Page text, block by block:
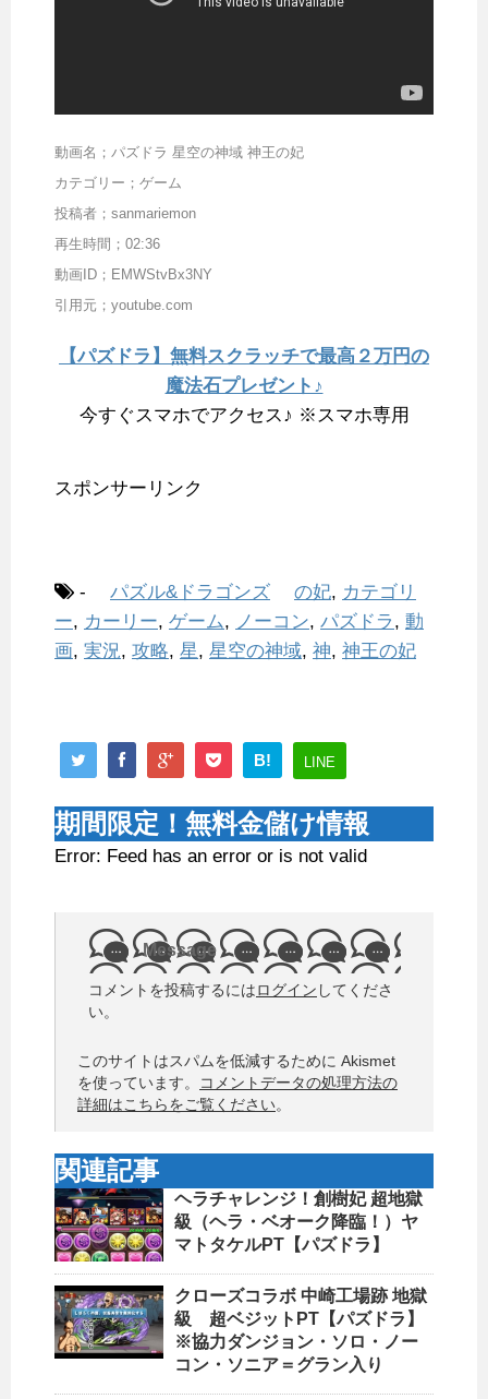
動画名；パズドラ 星空の神域 神王の妃
カテゴリー；ゲーム
投稿者；sanmariemon
再生時間；02:36
動画ID；EMWStvBx3NY
引用元；youtube.com
【パズドラ】無料スクラッチで最高２万円の
魔法石プレゼント♪
今すぐスマホでアクセス♪ ※スマホ専用
スポンサーリンク
- パズル&ドラゴンズ の妃, カテゴリ
ー, カーリー, ゲーム, ノーコン, パズドラ , 動
画, 実況, 攻略, 星, 星空の神域, 神, 神王の妃
B! LINE
期間限定！無料金儲け情報
Error: Feed has an error or is not valid
Message
コメントを投稿するにはログイン してくださ
い。
このサイトはスパムを低減するために Akismet
を使っています。
コメントデータの処理方法の
詳細はこちらをご覧ください。
関連記事
ヘラチャレンジ！創樹妃 超地獄
級（ヘラ・ベオーク降臨！）ヤ
マトタケルPT【パズドラ】
クローズコラボ 中崎工場跡 地獄
級 超ベジットPT【パズドラ】
※協力ダンジョン・ソロ・ノー
コン・ソニア＝グラン入り